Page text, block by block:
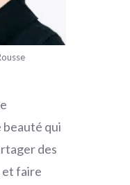
beauté qui
des
et faire